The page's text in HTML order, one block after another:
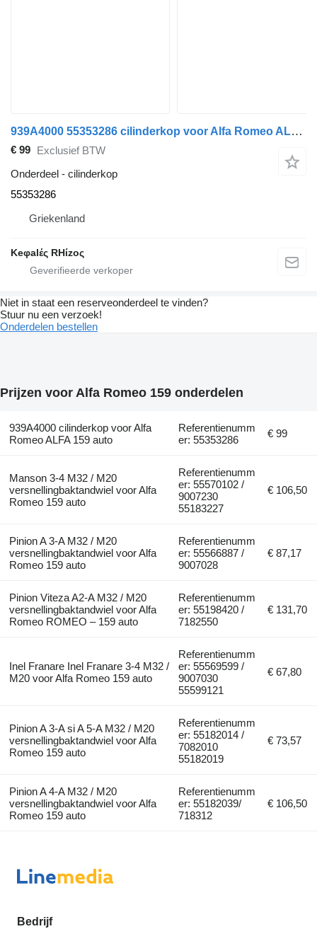
939A4000 55353286 cilinderkop voor Alfa Romeo ALFA 159 auto
€ 99 Exclusief BTW
Onderdeel - cilinderkop
55353286
Griekenland
Keφalές RHίzoς
Niet in staat een reserveonderdeel te vinden?
Stuur nu een verzoek!
Onderdelen bestellen
Prijzen voor Alfa Romeo 159 onderdelen
939A4000 cilinderkop voor Alfa
Romeo ALFA 159 auto
Referentienumm
er: 55353286
€ 99
Manson 3-4 M32 / M20
versnellingbaktandwiel voor Alfa
Romeo 159 auto
Referentienumm
er: 55570102 /
9007230
55183227
€ 106,50
Pinion A 3-A M32 / M20
versnellingbaktandwiel voor Alfa
Romeo 159 auto
Referentienumm
er: 55566887 /
9007028
€ 87,17
Pinion Viteza A2-A M32 / M20
versnellingbaktandwiel voor Alfa
Romeo ROMEO – 159 auto
Referentienumm
er: 55198420 /
7182550
€ 131,70
Inel Franare Inel Franare 3-4 M32 /
M20 voor Alfa Romeo 159 auto
Referentienumm
er: 55569599 /
9007030
55599121
€ 67,80
Pinion A 3-A si A 5-A M32 / M20
versnellingbaktandwiel voor Alfa
Romeo 159 auto
Referentienumm
er: 55182014 /
7082010
55182019
€ 73,57
Pinion A 4-A M32 / M20
versnellingbaktandwiel voor Alfa
Romeo 159 auto
Referentienumm
er: 55182039/
718312
€ 106,50
Bedrijf